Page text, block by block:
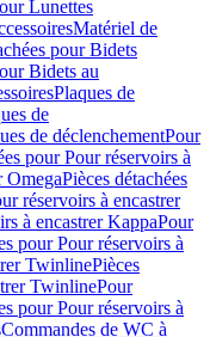
Lunettes
Matériel de
pour Bidets
Bidets au
Plaques de
de
de déclenchementPour
pour Pour réservoirs à
OmegaPièces détachées
réservoirs à encastrer
à encastrer KappaPour
pour Pour réservoirs à
TwinlinePièces
TwinlinePour
pour Pour réservoirs à
Commandes de WC à